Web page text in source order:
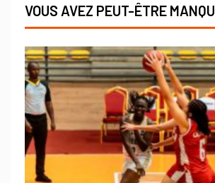
VOUS AVEZ PEUT-ÊTRE